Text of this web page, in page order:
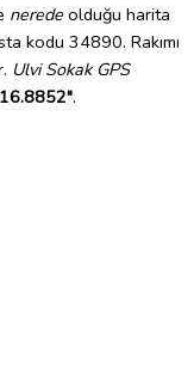
nerede olduğu harita
kodu 34890. Rakımı
Ulvi Sokak GPS
.